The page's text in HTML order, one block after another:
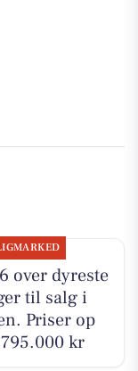
over dyreste
til salg i
Priser op
kr